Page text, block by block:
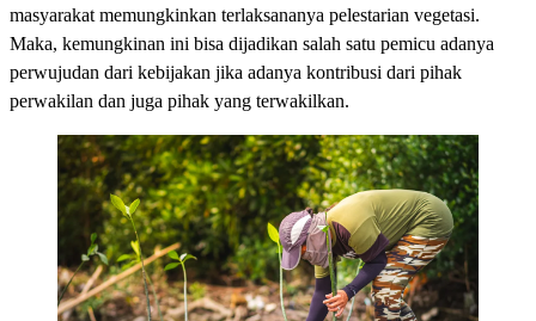
masyarakat memungkinkan terlaksananya pelestarian vegetasi.
Maka, kemungkinan ini bisa dijadikan salah satu pemicu adanya
perwujudan dari kebijakan jika adanya kontribusi dari pihak
perwakilan dan juga pihak yang terwakilkan.